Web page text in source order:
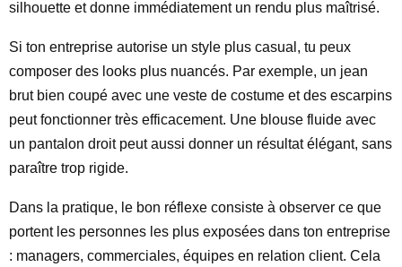
silhouette et donne immédiatement un rendu plus maîtrisé.
Si ton entreprise autorise un style plus casual, tu peux
composer des looks plus nuancés. Par exemple, un jean
brut bien coupé avec une veste de costume et des escarpins
peut fonctionner très efficacement. Une blouse fluide avec
un pantalon droit peut aussi donner un résultat élégant, sans
paraître trop rigide.
Dans la pratique, le bon réflexe consiste à observer ce que
portent les personnes les plus exposées dans ton entreprise
: managers, commerciales, équipes en relation client. Cela